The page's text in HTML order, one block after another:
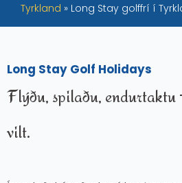
Tyrkland » Long Stay golffrí í
Long Stay Golf Holidays
Flýðu, spilaðu,
vilt.